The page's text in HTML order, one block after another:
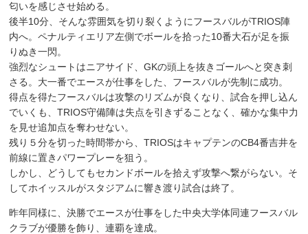
匂いを感じさせ始める。
後半10分、そんな雰囲気を切り裂くようにフースバルがTRIOS陣
内へ。ペナルティエリア左側でボールを拾った10番大石が足を振
りぬき一閃。
強烈なシュートはニアサイド、GKの頭上を抜きゴールへと突き刺
さる。大一番でエースが仕事をした、フースバルが先制に成功。
得点を得たフースバルは攻撃のリズムが良くなり、試合を押し込ん
でいくも、TRIOS守備陣は失点を引きずることなく、確かな集中力
を見せ追加点を奪わせない。
残り５分を切った時間帯から、TRIOSはキャプテンのCB4番吉井を
前線に置きパワープレーを狙う。
しかし、どうしてもセカンドボールを拾えず攻撃へ繋がらない。そ
してホイッスルがスタジアムに響き渡り試合は終了。
昨年同様に、決勝でエースが仕事をした中央大学体同連フースバル
クラブが優勝を飾り、連覇を達成。